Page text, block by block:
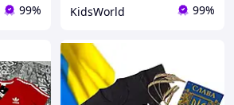
99% KidsWorld 99%